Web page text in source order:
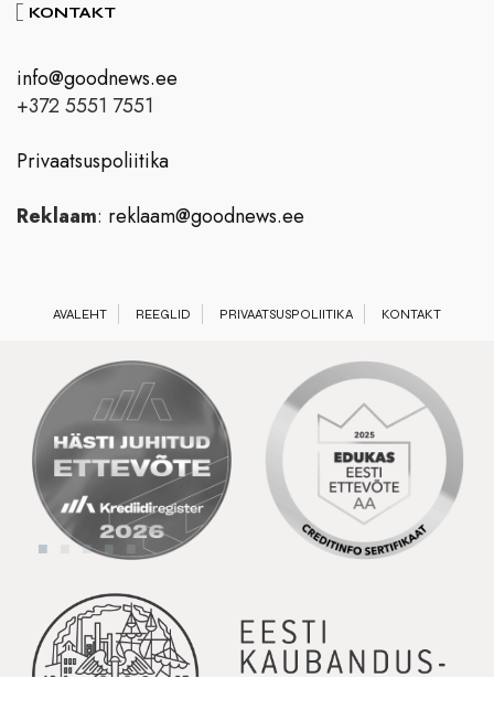
KONTAKT
info@goodnews.ee
+372 5551 7551
Privaatsuspoliitika
Reklaam: reklaam@goodnews.ee
AVALEHT REEGLID PRIVAATSUSPOLIITIKA KONTAKT